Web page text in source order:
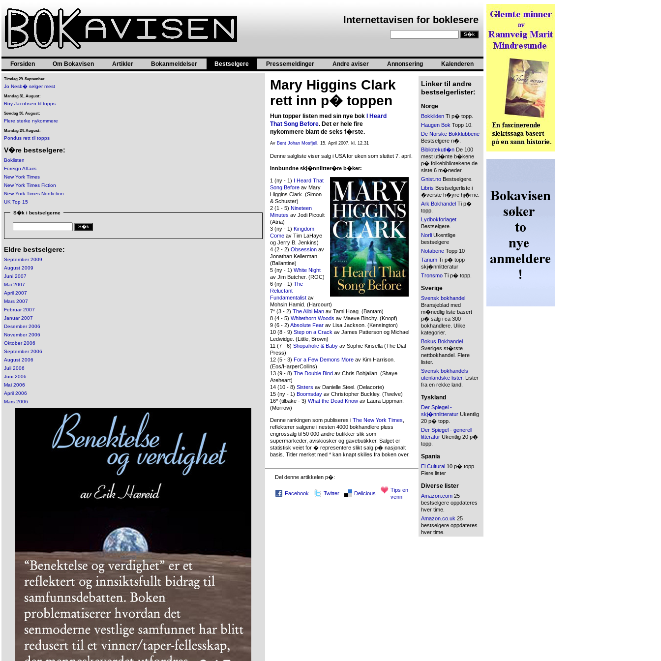
Internettavisen for boklesere
Forsiden Om Bokavisen Artikler Bokanmeldelser Bestselgere Pressemeldinger Andre aviser Annonsering Kalenderen
Tirsdag 29. September:
Jo Nesb� selger mest
Mandag 31. August:
Roy Jacobsen til topps
Søndag 30. August:
Flere sterke nykommere
Mandag 24. August:
Pondus rett til topps
V�re bestselgere:
Boklisten
Foreign Affairs
New York Times
New York Times Fiction
New York Times Nonfiction
UK Top 15
S�k i bestselgerne
Eldre bestselgere:
September 2009
August 2009
Juni 2007
Mai 2007
April 2007
Mars 2007
Februar 2007
Januar 2007
Desember 2006
November 2006
Oktober 2006
September 2006
August 2006
Juli 2006
Juni 2006
Mai 2006
April 2006
Mars 2006
Mary Higgins Clark
rett inn p� toppen
Hun topper listen med sin nye bok
I Heard
That Song Before. Det er hele fire
nykommere blant de seks f�rste.
Av Bent Johan Mosfjell , 15. April 2007, kl. 12.31
Denne salgliste viser salg i USA for uken som sluttet 7. april.
Innbundne skj�nnlitter�re b�ker:
1 (ny - 1) I Heard That
Song Before av Mary
Higgins Clark. (Simon
& Schuster)
2 (1 - 5) Nineteen
Minutes av Jodi Picoult
(Atria)
3 (ny - 1) Kingdom
Come av Tim LaHaye
og Jerry B. Jenkins)
4 (2 - 2) Obsession av
Jonathan Kellerman.
(Ballantine)
5 (ny - 1) White Night
av Jim Butcher. (ROC)
6 (ny - 1) The
Reluctant
Fundamentalist av
Mohsin Hamid. (Harcourt)
7* (3 - 2) The Alibi Man av Tami Hoag. (Bantam)
8 (4 - 5) Whitethorn Woods av Maeve Binchy. (Knopf)
9 (6 - 2) Absolute Fear av Lisa Jackson. (Kensington)
10 (8 - 9) Step on a Crack av James Patterson og Michael
Ledwidge. (Little, Brown)
11 (7 - 6) Shopaholic & Baby av Sophie Kinsella (The Dial
Press)
12 (5 - 3) For a Few Demons More av Kim Harrison.
(Eos/HarperCollins)
13 (9 - 8) The Double Bind av Chris Bohjalian. (Shaye
Areheart)
14 (10 - 8) Sisters av Danielle Steel. (Delacorte)
15 (ny - 1) Boomsday av Christopher Buckley. (Twelve)
16* (tilbake - 3) What the Dead Know av Laura Lippman.
(Morrow)
Denne rankingen som publiseres i The New York Times
reflekterer salgene i nesten 4000 bokhandlere pluss
engrossalg til 50 000 andre butikker slik som
supermarkeder, aviskiosker og gavebutikker. Salget er
statistisk veiet for � representere slikt salg p� nasjonalt
basis. Titler merket med * kan knapt skilles fra boken over.
Del denne artikkelen p�:
Facebook Twitter Delicious
Tips en
venn
Linker til andre
bestselgerlister:
Norge
Bokkilden Ti p� topp.
Haugen Bok Topp 10.
De Norske Bokklubbene
Bestselgere n�.
Bibliotekutl�n De 100
mest utl�nte b�kene
p� folkebibliotekene de
siste 6 m�neder.
Gnist.no Bestselgere.
Libris Bestselgerliste i
�verste h�yre hj�rne.
Ark Bokhandel Ti p�
topp.
Lydbokforlaget
Bestselgere.
Norli Ukentlige
bestselgere
Notabene Topp 10
Tanum Ti p� topp
skj�nnlitteratur
Tronsmo Ti p� topp.
Sverige
Svensk bokhandel
Bransjeblad med
m�nedlig liste basert
p� salg i ca 300
bokhandlere. Ulike
kategorier.
Bokus Bokhandel
Sveriges st�rste
nettbokhandel. Flere
lister.
Svensk bokhandels
utenlandske lister. Lister
fra en rekke land.
Tyskland
Der Spiegel -
skj�nnlitteratur Ukentlig
20 p� topp.
Der Spiegel - generell
litteratur Ukentlig 20 p�
topp.
Spania
El Cultural 10 p� topp.
Flere lister
Diverse lister
Amazon.com 25
bestselgere oppdateres
hver time.
Amazon.co.uk 25
bestselgere oppdateres
hver time.